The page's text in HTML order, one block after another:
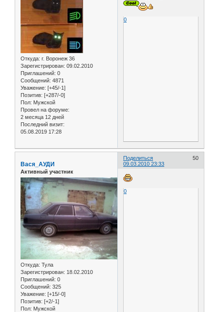
Откуда: г. Воронеж 36
Зарегистрирован: 09.02.2010
Приглашений: 0
Сообщений: 4871
Уважение: [+45/-1]
Позитив: [+287/-0]
Пол: Мужской
Провел на форуме:
2 месяца 12 дней
Последний визит:
05.08.2019 17:28
0
Поделиться
50
09.03.2010 23:33
Вася_АУДИ
Активный участник
Откуда: Тула
Зарегистрирован: 18.02.2010
Приглашений: 0
Сообщений: 325
Уважение: [+15/-0]
Позитив: [+2/-1]
Пол: Мужской
0